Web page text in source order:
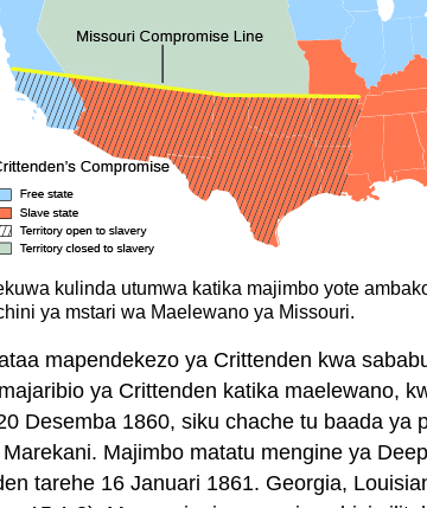
kulinda utumwa katika majimbo yote
ya mstari wa Maelewano ya Missouri.
mapendekezo ya Crittenden kwa
ya Crittenden katika maelewano,
Desemba 1860, siku chache tu baada
Majimbo matatu mengine ya
tarehe 16 Januari 1861. Georgia,